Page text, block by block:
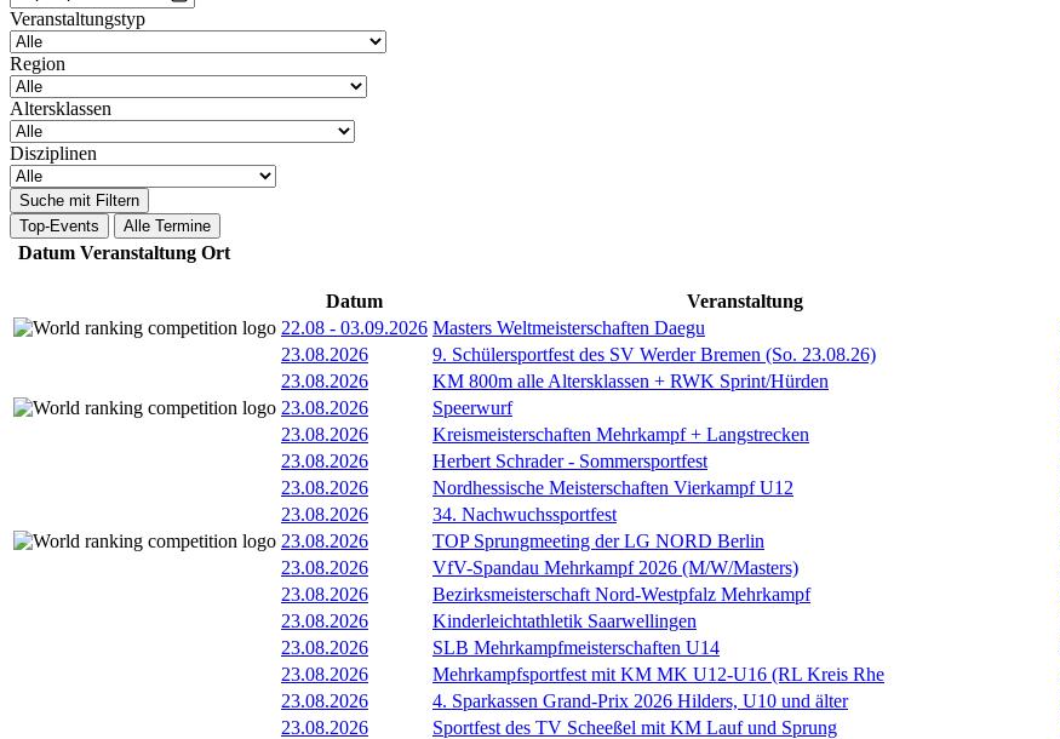
Veranstaltungstyp
Region
Altersklassen
Disziplinen
Suche mit Filtern
Top-Events
Alle Termine
Datum Veranstaltung Ort
Datum Veranstaltung
22.08 - 03.09.2026 Masters Weltmeisterschaften Daegu
23.08.2026
9. Schülersportfest des SV Werder Bremen (So. 23.08.26)
23.08.2026
KM 800m alle Altersklassen + RWK Sprint/Hürden
23.08.2026
Speerwurf
23.08.2026
Kreismeisterschaften Mehrkampf + Langstrecken
23.08.2026
Herbert Schrader - Sommersportfest
23.08.2026
Nordhessische Meisterschaften Vierkampf U12
23.08.2026
34. Nachwuchssportfest
23.08.2026
TOP Sprungmeeting der LG NORD Berlin
23.08.2026
VfV-Spandau Mehrkampf 2026 (M/W/Masters)
23.08.2026
Bezirksmeisterschaft Nord-Westpfalz Mehrkampf
23.08.2026
Kinderleichtathletik Saarwellingen
23.08.2026
SLB Mehrkampfmeisterschaften U14
23.08.2026
Mehrkampfsportfest mit KM MK U12-U16 (RL Kreis Rhe
23.08.2026
4. Sparkassen Grand-Prix 2026 Hilders, U10 und älter
23.08.2026
Sportfest des TV Scheeßel mit KM Lauf und Sprung